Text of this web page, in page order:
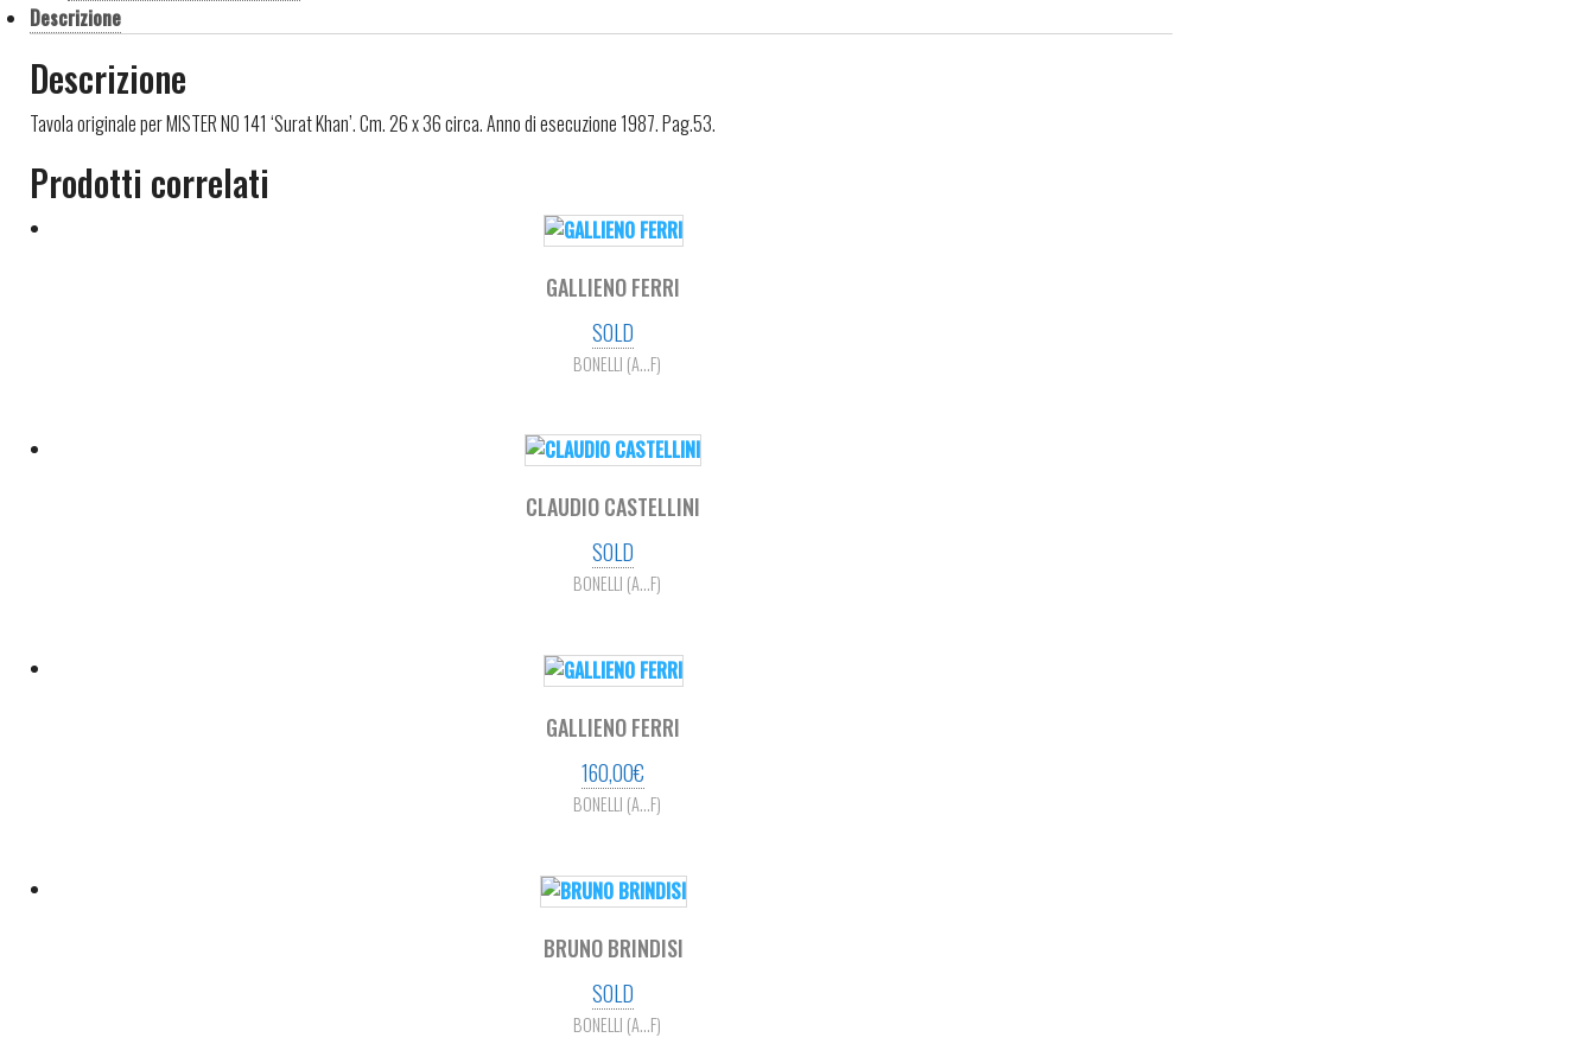
Descrizione
Descrizione
Tavola originale per MISTER NO 141 ‘Surat Khan’. Cm. 26 x 36 circa. Anno di esecuzione 1987. Pag.53.
Prodotti correlati
GALLIENO FERRI
SOLD
BONELLI (A...F)
CLAUDIO CASTELLINI
SOLD
BONELLI (A...F)
GALLIENO FERRI
160,00€
BONELLI (A...F)
BRUNO BRINDISI
SOLD
BONELLI (A...F)